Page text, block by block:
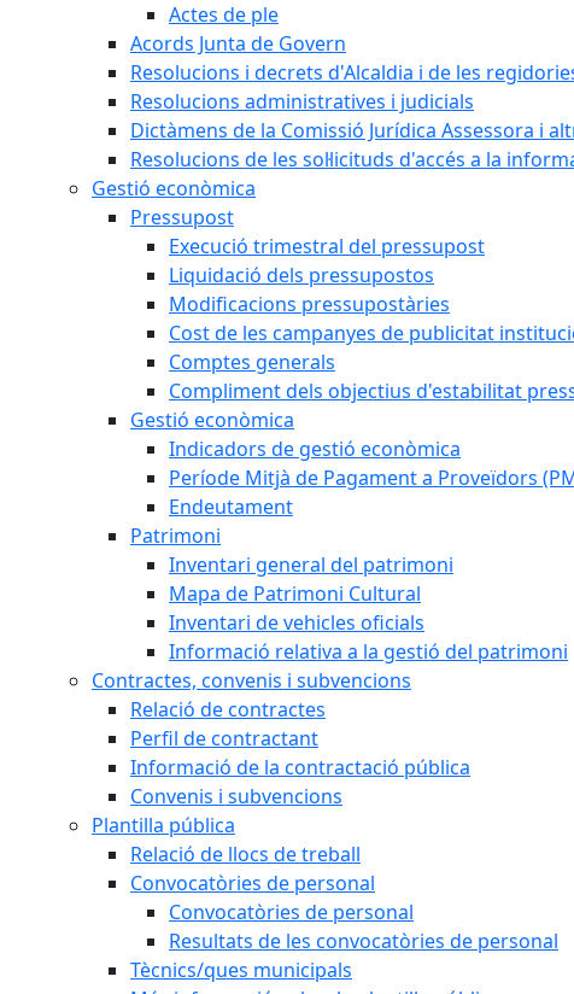
Actes de ple
Acords Junta de Govern
Resolucions i decrets d'Alcaldia i de les
Resolucions administratives i judicials
Dictàmens de la Comissió Jurídica Assessora i
Resolucions de les sol·licituds d'accés a la
Gestió econòmica
Pressupost
Execució trimestral del pressupost
Liquidació dels pressupostos
Modificacions pressupostàries
Cost de les campanyes de publicitat
Comptes generals
Compliment dels objectius d'estabilitat
Gestió econòmica
Indicadors de gestió econòmica
Període Mitjà de Pagament a Proveïdors
Endeutament
Patrimoni
Inventari general del patrimoni
Mapa de Patrimoni Cultural
Inventari de vehicles oficials
Informació relativa a la gestió del patrimoni
Contractes, convenis i subvencions
Relació de contractes
Perfil de contractant
Informació de la contractació pública
Convenis i subvencions
Plantilla pública
Relació de llocs de treball
Convocatòries de personal
Convocatòries de personal
Resultats de les convocatòries de personal
Tècnics/ques municipals